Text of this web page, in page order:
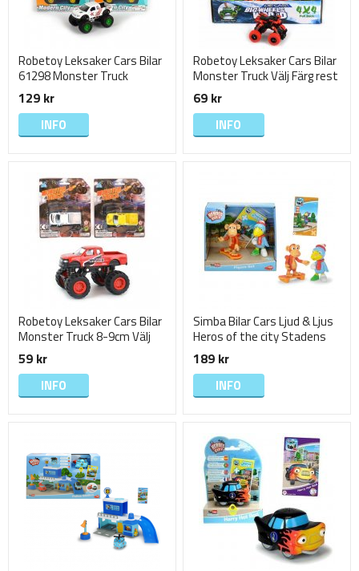
Robetoy Leksaker Cars Bilar
61298 Monster Truck
Climbing 9cm
129 kr
INFO
Robetoy Leksaker Cars Bilar
Monster Truck Välj Färg rest
10
69 kr
INFO
Robetoy Leksaker Cars Bilar
Monster Truck 8-9cm Välj
Färg rest 4
59 kr
INFO
Simba Bilar Cars Ljud & Ljus
Heros of the city Stadens
Hjältar Figur Set
189 kr
INFO